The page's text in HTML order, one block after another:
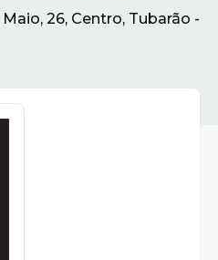
26, Centro, Tubarão -